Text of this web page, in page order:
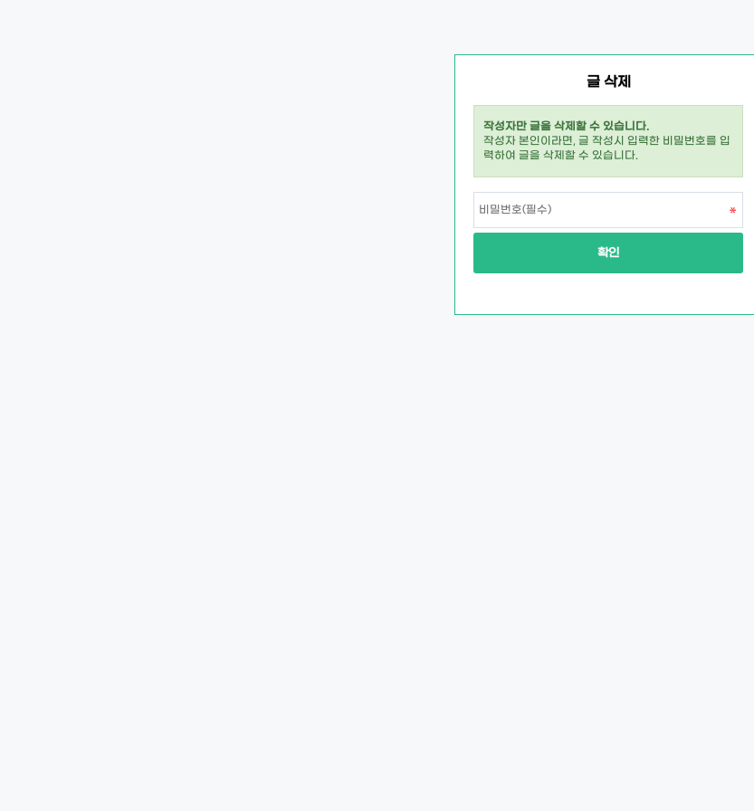
글 삭제
작성자만 글을 삭제할 수 있습니다.
작성자 본인이라면, 글 작성시 입력한 비밀번호를 입
력하여 글을 삭제할 수 있습니다.
확인